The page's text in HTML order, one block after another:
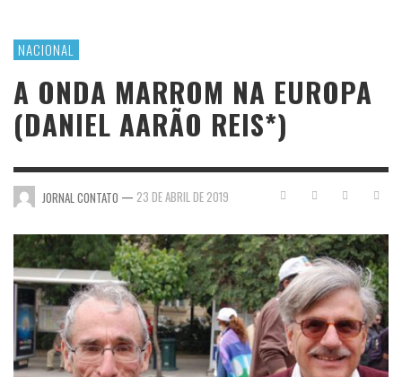
NACIONAL
A ONDA MARROM NA EUROPA
(DANIEL AARÃO REIS*)
JORNAL CONTATO — 23 DE ABRIL DE 2019